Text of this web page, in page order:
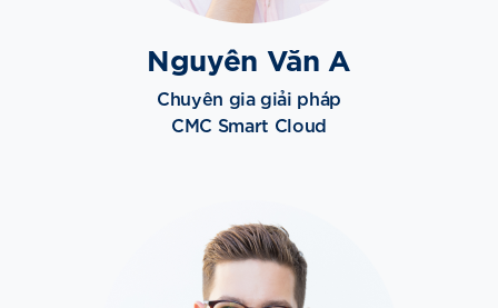
Nguyên Văn A
Chuyên gia giải pháp
CMC Smart Cloud